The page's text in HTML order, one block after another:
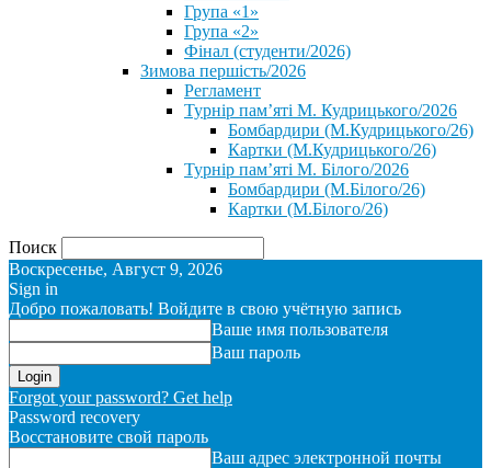
Група «1»
Група «2»
Фінал (студенти/2026)
⁨Зимова першість/2026⁩
Регламент
Турнір пам’яті М. Кудрицького/2026
Бомбардири (М.Кудрицького/26)
Картки (М.Кудрицького/26)
Турнір пам’яті М. Білого/2026
Бомбардири (М.Білого/26)
Картки (М.Білого/26)
Поиск
Воскресенье, Август 9, 2026
Sign in
Добро пожаловать! Войдите в свою учётную запись
Ваше имя пользователя
Ваш пароль
Forgot your password? Get help
Password recovery
Восстановите свой пароль
Ваш адрес электронной почты